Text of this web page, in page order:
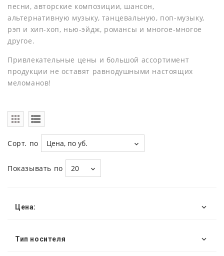
песни, авторские композиции, шансон,
альтернативную музыку, танцевальную, поп-музыку,
рэп и хип-хоп, нью-эйдж, романсы и многое-многое
другое.
Привлекательные цены и большой ассортимент
продукции не оставят равнодушными настоящих
меломанов!
Сорт. по Цена, по уб.
Показывать по 20
Цена:
Тип носителя